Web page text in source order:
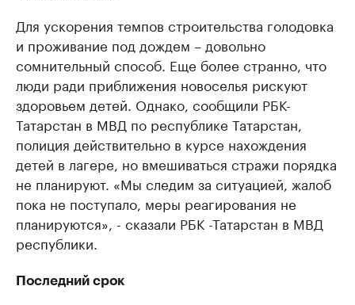
Для ускорения темпов строительства голодовка
и проживание под дождем – довольно
сомнительный способ. Еще более странно, что
люди ради приближения новоселья рискуют
здоровьем детей. Однако, сообщили РБК-
Татарстан в МВД по республике Татарстан,
полиция действительно в курсе нахождения
детей в лагере, но вмешиваться стражи порядка
не планируют. «Мы следим за ситуацией, жалоб
пока не поступало, меры реагирования не
планируются», - сказали РБК -Татарстан в МВД
республики.
Последний срок